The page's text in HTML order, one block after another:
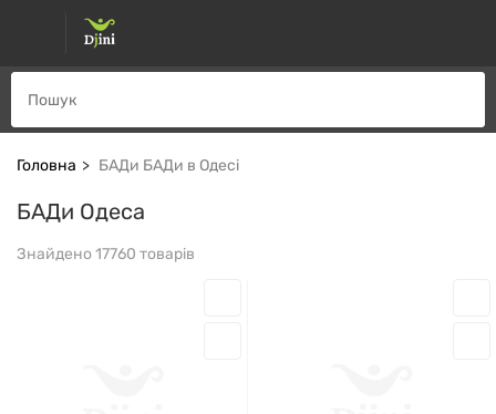
Головна БАДи БАДи в Одесі
БАДи Одеса
Знайдено 17760 товарів